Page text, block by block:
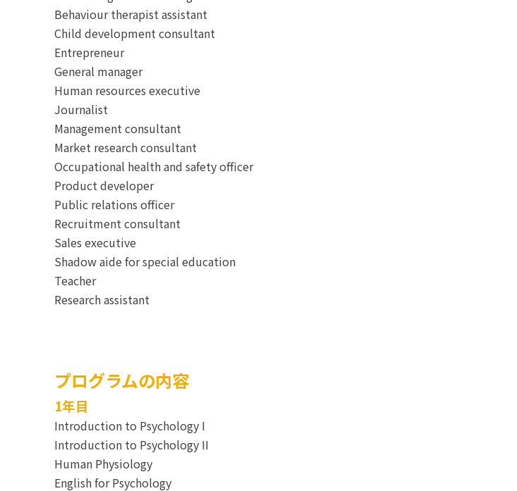
Behaviour therapist assistant
Child development consultant
Entrepreneur
General manager
Human resources executive
Journalist
Management consultant
Market research consultant
Occupational health and safety officer
Product developer
Public relations officer
Recruitment consultant
Sales executive
Shadow aide for special education
Teacher
Research assistant
プログラムの内容
1年目
Introduction to Psychology I
Introduction to Psychology II
Human Physiology
English for Psychology